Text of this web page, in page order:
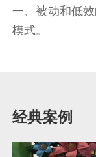
一、被动和低
模式。
经典案例